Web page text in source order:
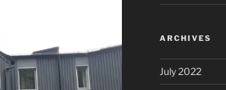
ARCHIVES
July 2022